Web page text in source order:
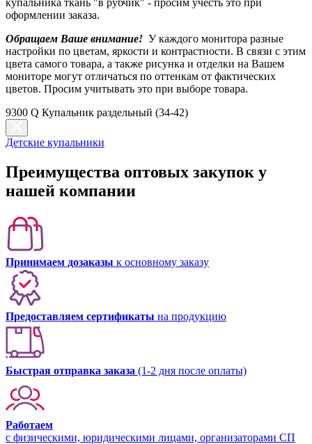
оформлении заказа.
Обращаем Ваше внимание! У каждого монитора разные
настройки по цветам, яркости и контрастности. В связи с этим
цвета самого товара, а также рисунка и отделки на Вашем
мониторе могут отличаться по оттенкам от фактических
цветов. Просим учитывать это при выборе товара.
9300 Q Купальник раздельный (34-42)
Детские купальники
Преимущества оптовых закупок у
нашей компании
Принимаем дозаказы к основному заказу
Предоставляем сертификаты на продукцию
Быстрая отправка заказа (1-2 дня после оплаты)
Работаем
с физическими, юридическими лицами, организаторами СП